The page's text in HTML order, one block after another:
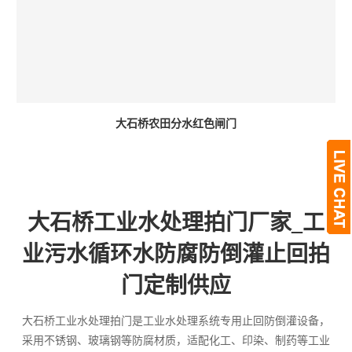
大石桥农田分水红色闸门
大石桥工业水处理拍门厂家_工
业污水循环水防腐防倒灌止回拍
门定制供应
大石桥工业水处理拍门是工业水处理系统专用止回防倒灌设备，
采用不锈钢、玻璃钢等防腐材质，适配化工、印染、制药等工业